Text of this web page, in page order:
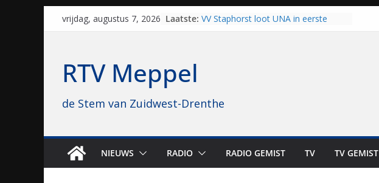
Skipvrijdag, augustus 7, 2026 Laatste: VV Staphorst loot UNA in eerste
Hoogeveen over: “Dit is altijd een
brullende motoren: internationale
grasbaanraces staan voor de deur
RTV Meppel
de Stem van Zuidwest-Drenthe
NIEUWS RADIO RADIO GEMIST TV TV GEMIST